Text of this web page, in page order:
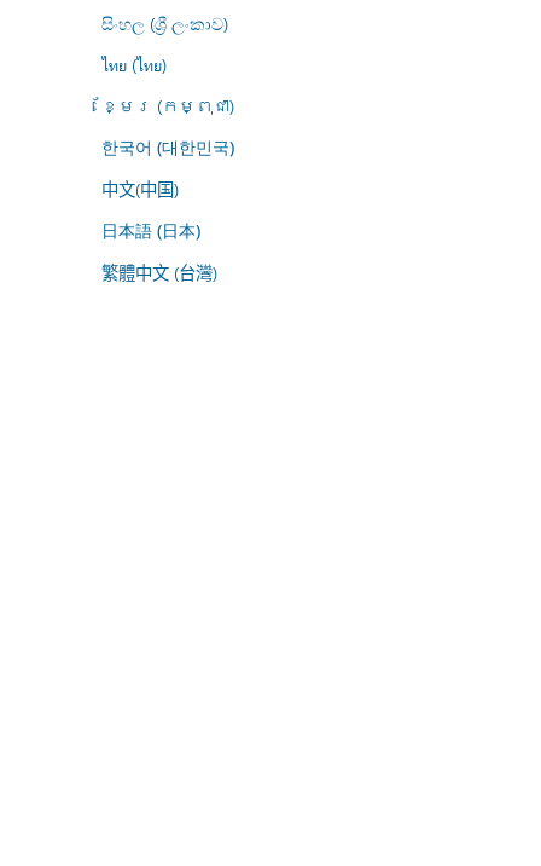
සිංහල (ශ්‍රී ලංකාව)
ไทย (ไทย)
ខ្មែរ (កម្ពុជា)
한국어 (대한민국)
中文(中国)
日本語 (日本)
繁體中文 (台灣)